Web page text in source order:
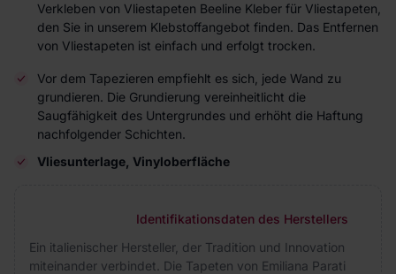
Verkleben von Vliestapeten Beeline Kleber für Vliestapeten,
den Sie in unserem Klebstoffangebot finden. Das Entfernen
von Vliestapeten ist einfach und erfolgt trocken.
Vor dem Tapezieren empfiehlt es sich, jede Wand zu
grundieren. Die Grundierung vereinheitlicht die
Saugfähigkeit des Untergrundes und erhöht die Haftung
nachfolgender Schichten.
Vliesunterlage, Vinyloberfläche
Identifikationsdaten des Herstellers
Ein italienischer Hersteller, der Tradition und Innovation
miteinander verbindet. Die Tapeten von Emiliana Parati